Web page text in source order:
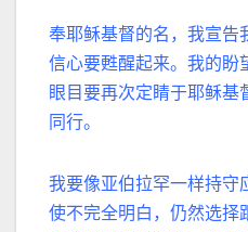
奉耶稣基督的名，我宣告
信心要甦醒起来。 我的盼
眼目要再次定睛于耶稣基
同行。
我要像亚伯拉罕一样持守
使不完全明白，仍然选择